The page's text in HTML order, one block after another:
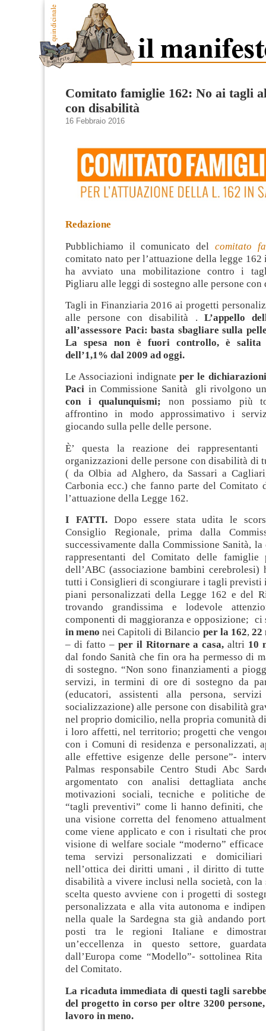
Comitato famiglie 162: No ai tagli
con disabilità
16 Febbraio 2016
Redazione
Pubblichiamo il comunicato del comitato
comitato nato per l’attuazione della legge 162
ha avviato una mobilitazione contro i
Pigliaru alle leggi di sostegno alle persone con
Tagli in Finanziaria 2016 ai progetti
alle persone con disabilità . L’appello
all’assessore Paci: basta sbagliare sulla
La spesa non è fuori controllo, è
dell’1,1% dal 2009 ad oggi.
Le Associazioni indignate per le dichiarazioni
Paci in Commissione Sanità gli rivolgono
con i qualunquismi; non possiamo più
affrontino in modo approssimativo i
giocando sulla pelle delle persone.
È’ questa la reazione dei
organizzazioni delle persone con disabilità di
( da Olbia ad Alghero, da Sassari a
Carbonia ecc.) che fanno parte del Comitato
l’attuazione della Legge 162.
I FATTI.Dopo essere stata udita le
Consiglio Regionale, prima dalla
successivamente dalla Commissione Sanità,
rappresentanti del Comitato delle
dell’ABC (associazione bambini cerebrolesi)
tutti i Consiglieri di scongiurare i tagli previsti
piani personalizzati della Legge 162 e del
trovando grandissima e lodevole
componenti di maggioranza e opposizione;
in meno nei Capitoli di Bilancio per la 162, 22
– di fatto – per il Ritornare a casa, altri 10
dal fondo Sanità che fin ora ha permesso di
di sostegno. “Non sono finanziamenti a
servizi, in termini di ore di sostegno da
(educatori, assistenti alla persona,
socializzazione) alle persone con disabilità
nel proprio domicilio, nella propria comunità
i loro affetti, nel territorio; progetti che
con i Comuni di residenza e personalizzati,
alle effettive esigenze delle persone”-
Palmas responsabile Centro Studi Abc
argomentato con analisi dettagliata
motivazioni sociali, tecniche e politiche
“tagli preventivi” come li hanno definiti, che
una visione corretta del fenomeno
come viene applicato e con i risultati che
visione di welfare sociale “moderno”
tema servizi personalizzati e
nell’ottica dei diritti umani , il diritto di tutte
disabilità a vivere inclusi nella società, con la
scelta questo avviene con i progetti di
personalizzata e alla vita autonoma e
nella quale la Sardegna sta già andando
posti tra le regioni Italiane e
un’eccellenza in questo settore,
dall’Europa come “Modello”- sottolinea
del Comitato.
La ricaduta immediata di questi tagli
del progetto in corso per oltre 3200
lavoro in meno.